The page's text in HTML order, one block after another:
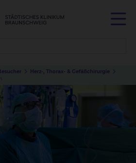
Herz-, Thorax- & Gefäßchirurgie